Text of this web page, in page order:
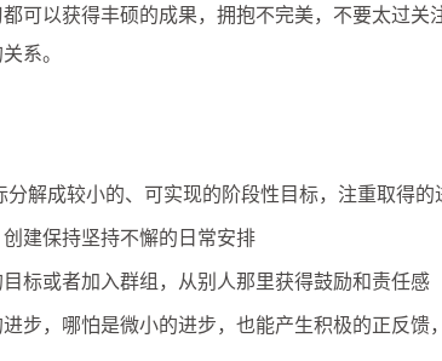
可以获得丰硕的成果，拥抱不完美，不要太过关
系。
解成较小的、可实现的阶段性目标，注重取得
建保持坚持不懈的日常安排
标或者加入群组，从别人那里获得鼓励和责任感
步，哪怕是微小的进步，也能产生积极的正反馈